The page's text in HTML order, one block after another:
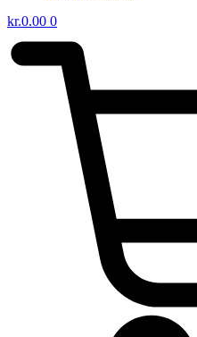
kr.0.00 0